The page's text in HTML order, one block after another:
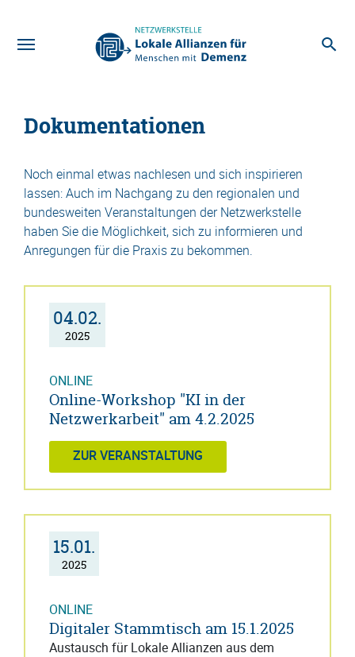
Dokumentationen
Noch einmal etwas nachlesen und sich inspirieren
lassen: Auch im Nachgang zu den regionalen und
bundesweiten Veranstaltungen der Netzwerkstelle
haben Sie die Möglichkeit, sich zu informieren und
Anregungen für die Praxis zu bekommen.
04.02.
2025
ONLINE
Online-Workshop "KI in der
Netzwerkarbeit" am 4.2.2025
ZUR VERANSTALTUNG
15.01.
2025
ONLINE
Digitaler Stammtisch am 15.1.2025
Austausch für Lokale Allianzen aus dem